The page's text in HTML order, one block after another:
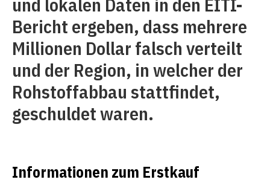
Bericht ergeben, dass mehrere
Millionen Dollar falsch verteilt
und der Region, in welcher der
Rohstoffabbau stattfindet,
geschuldet waren.
Informationen zum Erstkauf